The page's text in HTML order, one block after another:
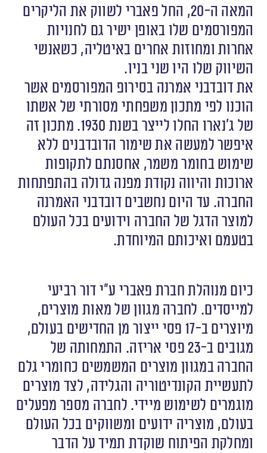
המאה ה-20, החל פאברי לשווק את הליקרים
המפורסמים שלו באופן ישיר גם לחנויות
אחרות ומחוזות אחרים באיטליה, כשאנשי
השיווק שלו היו שני בניו.
את דובדבני אמרנה בסירופ המפורסמים אשר
הוכנו לפי מתכון משפחתי מסורתי של אשתו
של ג’נארו החלו לייצר בשנת 1930. מתכון זה
איפשר למעשה את שימור הדובדבנים ללא
שימוש בחומר משמר, אחסנתם לתקופות
ארוכות והיווה נקודת מפנה גדולה בהתפתחות
החברה. עד היום נחשבים דובדבני האמרנה
למוצר הדגל של החברה וידועים בכל העולם
בטעמם ואיכותם המיוחדת.
כיום מנוהלת חברת פאברי ע”י דור רביעי
למייסדים. לחברה מגוון של מאות מוצרים,
מיוצרים ב-17 פסי ייצור מן החדישים בעולם,
מגובים ב-23 פסי אריזה. התמחותה של
החברה במגוון מוצרים המשמשים כחומרי גלם
לתעשיית הקונדיטוריה והגלידה, לצד מוצרים
מוגמרים לשימוש מיידי. לחברה מספר מפעלים
בעולם, מוצריה ידועים ומשווקים בכל העולם
ומחלקת הפיתוח שוקדת תמיד על הדבר